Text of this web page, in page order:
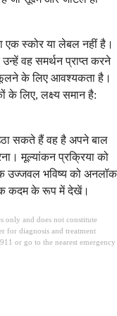
एक स्कोर या लेबल नहीं है।
वह समर्थन प्राप्त करने
के लिए आवश्यकता है।
के लिए, लक्ष्य समान है:
सकते हैं वह है अपने बाल
मूल्यांकन प्रक्रिया को
उज्जवल भविष्य को अनलॉक
कदम के रूप में देखें।
only and does not constitute
for diagnosis and treatment
or go to the nearest emergency